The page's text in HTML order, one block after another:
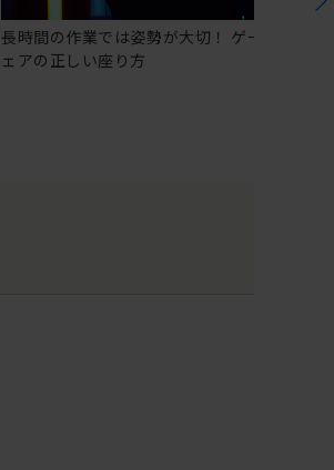
長時間の作業では姿勢が大切！ ゲーミングチ
ェアの正しい座り方